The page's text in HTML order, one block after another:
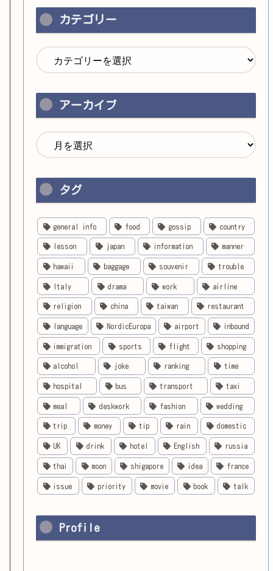
カテゴリー
アーカイブ
タグ
general info food gossip country
lesson japan information manner
hawaii baggage souvenir trouble
Italy drama work airline
religion china taiwan restaurant
language NordicEuropa airport inbound
immigration sports flight shopping
alcohol joke ranking time
hospital bus transport taxi
meal deskwork fashion wedding
trip money tip rain domestic
UK drink hotel English russia
thai moon shigapore idea france
issue priority movie book talk
Profile